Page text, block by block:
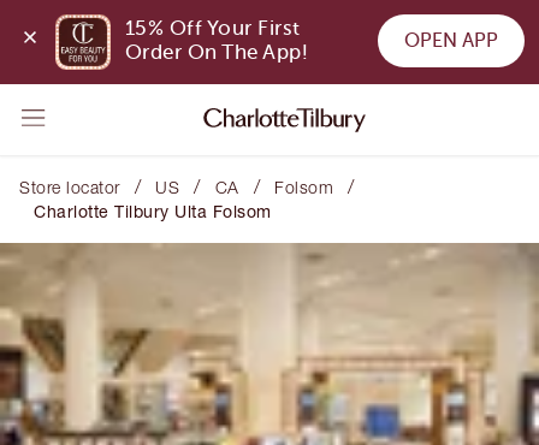
15% Off Your First
Order On The App!
OPEN APP
Store locator / US / CA / Folsom /
Charlotte Tilbury Ulta Folsom